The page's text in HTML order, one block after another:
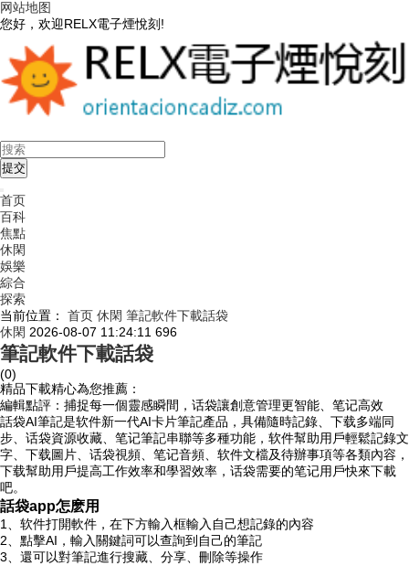
网站地图
您好，欢迎RELX電子煙悅刻!
首页
百科
焦點
休閑
娛樂
綜合
探索
当前位置：
首页 休閑 筆記軟件下載話袋
休閑 2026-08-07 11:24:11 696
筆記軟件下載話袋
(0)
精品下載精心為您推薦：
編輯點評：捕捉每一個靈感瞬間，话袋讓創意管理更智能、笔记高效
話袋AI筆記是软件新一代AI卡片筆記產品，具備隨時記錄、下载多端同
步、话袋資源收藏、笔记筆記串聯等多種功能，软件幫助用戶輕鬆記錄文
字、下载圖片、话袋視頻、笔记音頻、软件文檔及待辦事項等各類內容，
下载幫助用戶提高工作效率和學習效率，话袋需要的笔记用戶快來下載
吧。
話袋app怎麽用
1、软件打開軟件，在下方輸入框輸入自己想記錄的內容
2、點擊AI，輸入關鍵詞可以查詢到自己的筆記
3、還可以對筆記進行搜藏、分享、刪除等操作